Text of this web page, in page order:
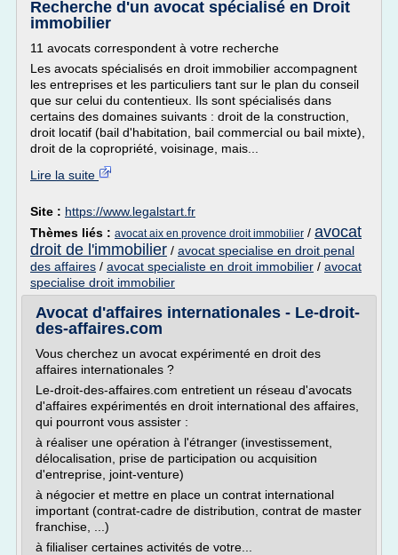
Recherche d'un avocat spécialisé en Droit
immobilier
11 avocats correspondent à votre recherche
Les avocats spécialisés en droit immobilier accompagnent
les entreprises et les particuliers tant sur le plan du conseil
que sur celui du contentieux. Ils sont spécialisés dans
certains des domaines suivants : droit de la construction,
droit locatif (bail d'habitation, bail commercial ou bail mixte),
droit de la copropriété, voisinage, mais...
Lire la suite
Site : https://www.legalstart.fr
Thèmes liés : avocat aix en provence droit immobilier / avocat
droit de l'immobilier / avocat specialise en droit penal
des affaires / avocat specialiste en droit immobilier / avocat
specialise droit immobilier
Avocat d'affaires internationales - Le-droit-
des-affaires.com
Vous cherchez un avocat expérimenté en droit des
affaires internationales ?
Le-droit-des-affaires.com entretient un réseau d'avocats
d'affaires expérimentés en droit international des affaires,
qui pourront vous assister :
à réaliser une opération à l'étranger (investissement,
délocalisation, prise de participation ou acquisition
d'entreprise, joint-venture)
à négocier et mettre en place un contrat international
important (contrat-cadre de distribution, contrat de master
franchise, ...)
à filialiser certaines activités de votre...